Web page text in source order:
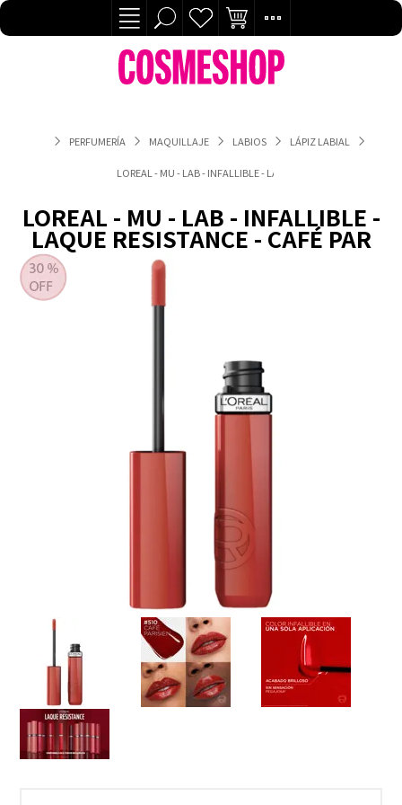
PERFUMERÍA MAQUILLAJE LABIOS LÁPIZ LABIAL
LOREAL - MU - LAB - INFALLIBLE - LAQUE RESISTANCE - CAFÉ
LOREAL - MU - LAB - INFALLIBLE -
LAQUE RESISTANCE - CAFÉ PAR